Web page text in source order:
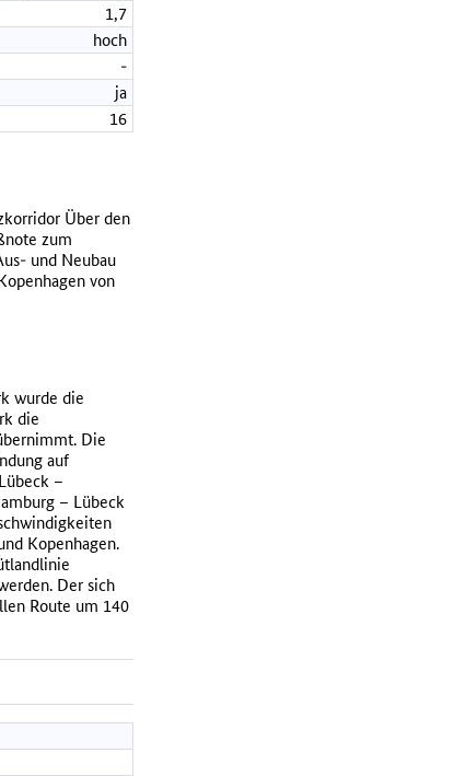
1,7
hoch
-
ja
16
Über den
zum
und Neubau
von
wurde die
die
Die
auf
–
– Lübeck
Kopenhagen.
Der sich
Route um 140